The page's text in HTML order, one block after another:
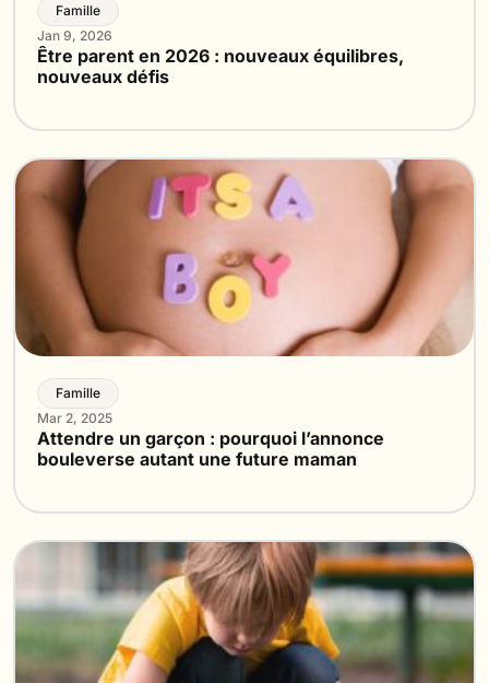
Famille
Jan 9, 2026
Être parent en 2026 : nouveaux équilibres,
nouveaux défis
Famille
Mar 2, 2025
Attendre un garçon : pourquoi l’annonce
bouleverse autant une future maman